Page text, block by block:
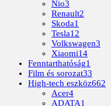
Nio3
Renault2
Skoda1
Tesla12
Volkswagen3
Xiaomi14
Fenntarthatóság1
Film és sorozat33
High-tech eszköz662
Acer4
ADATA1